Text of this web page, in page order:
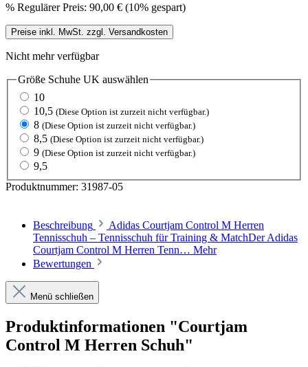
% Regulärer Preis: 90,00 € (10% gespart)
Preise inkl. MwSt. zzgl. Versandkosten
Nicht mehr verfügbar
Größe Schuhe UK auswählen
10
10,5 (Diese Option ist zurzeit nicht verfügbar.)
8 (Diese Option ist zurzeit nicht verfügbar.)
8,5 (Diese Option ist zurzeit nicht verfügbar.)
9 (Diese Option ist zurzeit nicht verfügbar.)
9,5
Produktnummer: 31987-05
Beschreibung
Adidas Courtjam Control M Herren
Tennisschuh – Tennisschuh für Training & MatchDer Adidas
Courtjam Control M Herren Tenn… Mehr
Bewertungen
Menü schließen
Produktinformationen "Courtjam
Control M Herren Schuh"